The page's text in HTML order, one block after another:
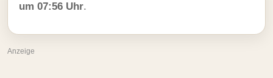
um 07:56 Uhr.
Anzeige